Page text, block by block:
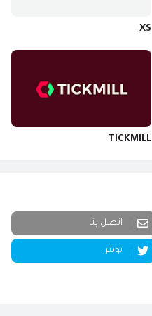
XS
TICKMILL
اتصل بنا
تويتر